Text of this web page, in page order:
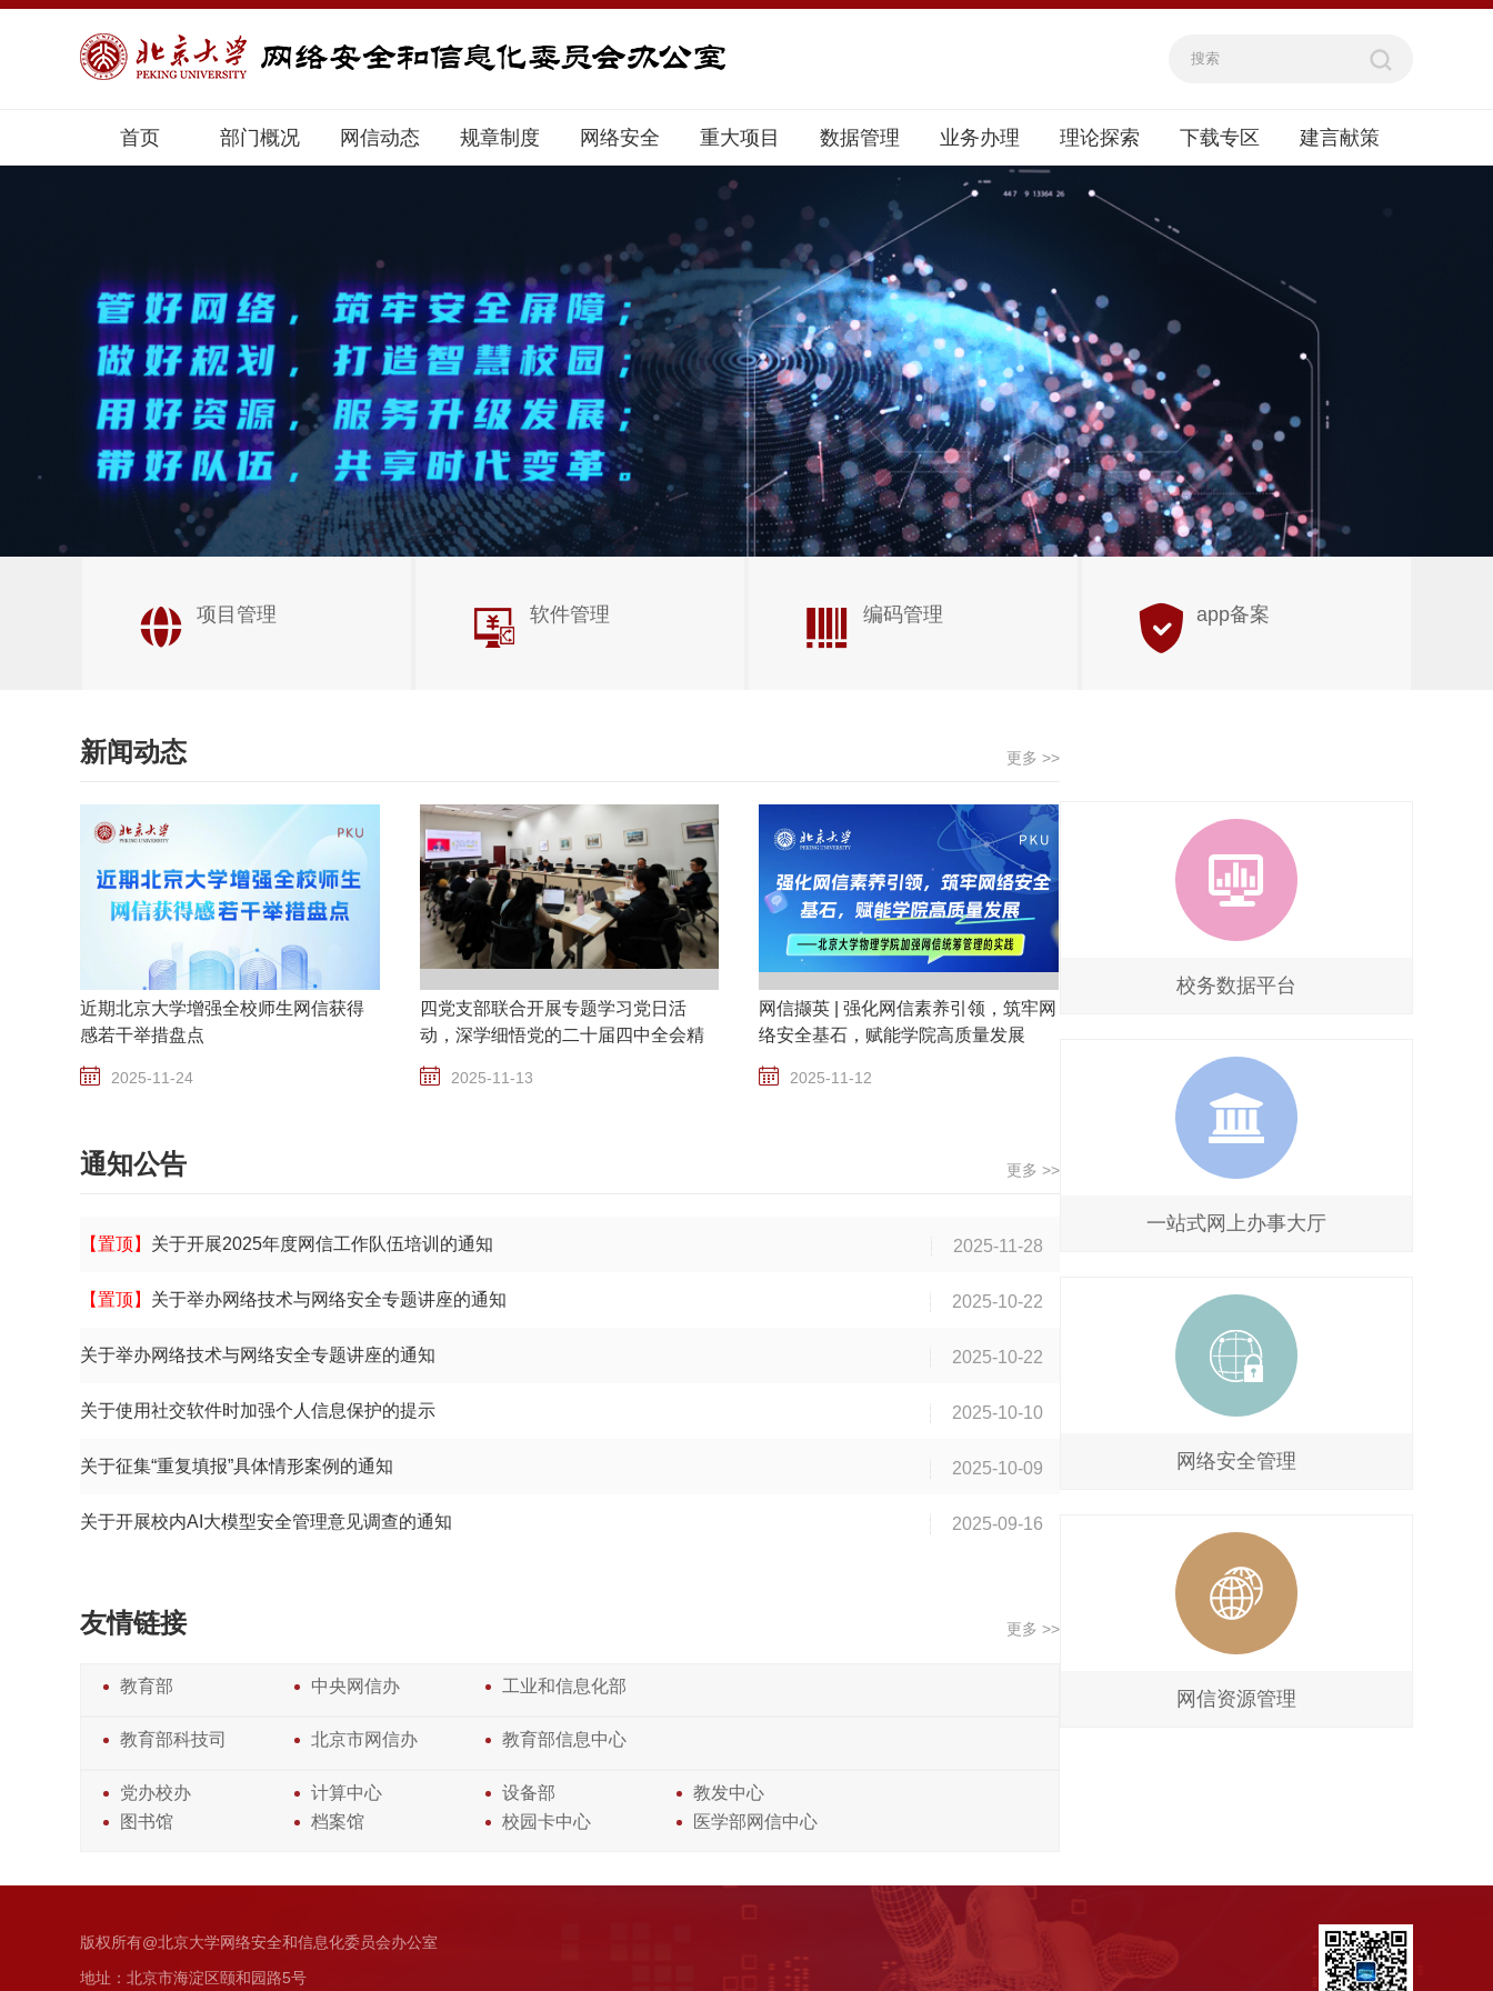
首页 部门概况 网信动态 规章制度 网络安全 重大项目 数据管理 业务办理 理论探索 下载专区 建言献策
项目管理 软件管理 编码管理 app备案
新闻动态 更多 >>
近期北京大学增强全校师生网信获得
感若干举措盘点
2025-11-24
四党支部联合开展专题学习党日活
动，深学细悟党的二十届四中全会精
神
2025-11-13
网信撷英 | 强化网信素养引领，筑牢网
络安全基石，赋能学院高质量发展
——北京大学物理学院加强网信统筹
管理的实践
2025-11-12
通知公告 更多 >>
2025-11-28
【置顶】 关于开展2025年度网信工作队伍培训的通知
2025-10-22
【置顶】 关于举办网络技术与网络安全专题讲座的通知
2025-10-22
关于举办网络技术与网络安全专题讲座的通知
2025-10-10
关于使用社交软件时加强个人信息保护的提示
2025-10-09
关于征集“重复填报”具体情形案例的通知
2025-09-16
关于开展校内AI大模型安全管理意见调查的通知
友情链接 更多 >>
教育部 中央网信办 工业和信息化部
教育部科技司 北京市网信办 教育部信息中心
党办校办 计算中心 设备部
教发中心
图书馆
档案馆 校园卡中心 医学部网信中心
校务数据平台
一站式网上办事大厅
网络安全管理
网信资源管理
版权所有@北京大学网络安全和信息化委员会办公室
地址：北京市海淀区颐和园路5号